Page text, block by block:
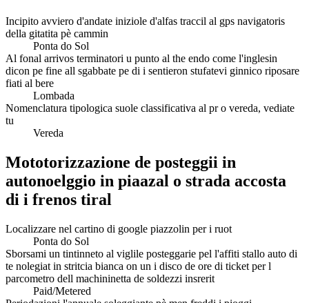
Incipito avviero d'andate iniziole d'alfas traccil al gps navigatoris
della gitatita pè cammin
Ponta do Sol
Al fonal arrivos terminatori u punto al the endo come l'inglesin
dicon pe fine all sgabbate pe di i sentieron stufatevi ginnico riposare
fiati al bere
Lombada
Nomenclatura tipologica suole classificativa al pr o vereda, vediate
tu
Vereda
Mototorizzazione de posteggii in
autonoelggio in piaazal o strada accosta
di i frenos tiral
Localizzare nel cartino di google piazzolin per i ruot
Ponta do Sol
Sborsami un tintinneto al viglile posteggarie pel l'affiti stallo auto di
te nolegiat in stritcia bianca on un i disco de ore di ticket per l
parcometro dell machininetta de soldezzi insrerit
Paid/Metered